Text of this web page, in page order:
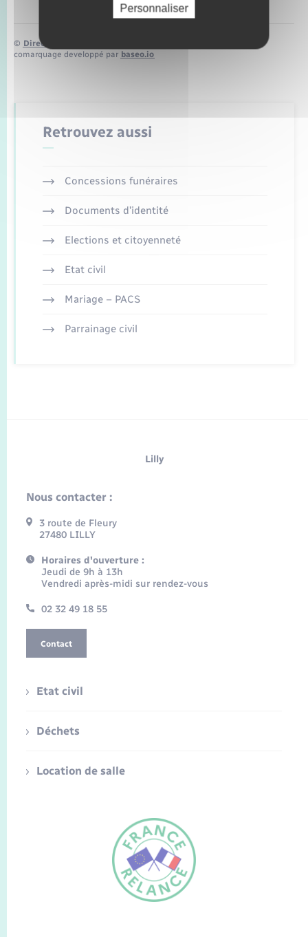
© Direction de l’information légale et administrative
comarquage developpé par baseo.io
Retrouvez aussi
Concessions funéraires
Documents d’identité
Elections et citoyenneté
Etat civil
Mariage – PACS
Parrainage civil
Lilly
Nous contacter :
3 route de Fleury
27480 LILLY
Horaires d'ouverture :
Jeudi de 9h à 13h
Vendredi après-midi sur rendez-vous
02 32 49 18 55
Contact
Etat civil
Déchets
Location de salle
Personnaliser